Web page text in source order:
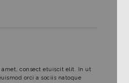
consect etuiscit elit. In ut
orci a sociis natoque